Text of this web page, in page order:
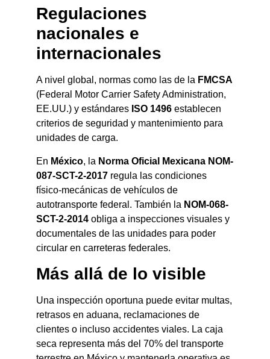
Regulaciones
nacionales e
internacionales
A nivel global, normas como las de la FMCSA
(Federal Motor Carrier Safety Administration,
EE.UU.) y estándares ISO 1496 establecen
criterios de seguridad y mantenimiento para
unidades de carga.
En México, la Norma Oficial Mexicana NOM-
087-SCT-2-2017 regula las condiciones
físico-mecánicas de vehículos de
autotransporte federal. También la NOM-068-
SCT-2-2014 obliga a inspecciones visuales y
documentales de las unidades para poder
circular en carreteras federales.
Más allá de lo visible
Una inspección oportuna puede evitar multas,
retrasos en aduana, reclamaciones de
clientes o incluso accidentes viales. La caja
seca representa más del 70% del transporte